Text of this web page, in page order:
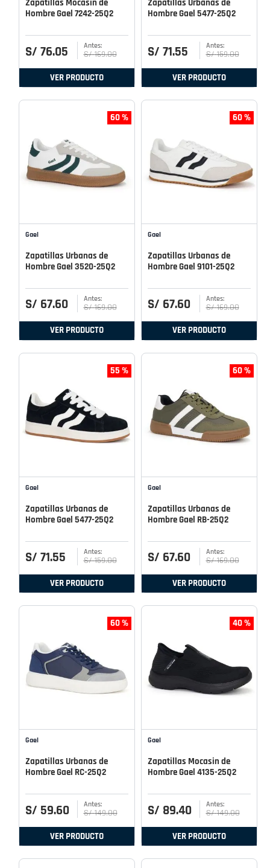
Zapatillas Mocasin de
Hombre Gael 7242-25Q2
S/ 76.05 S/ 169.00
VER PRODUCTO
Zapatillas Urbanas de
Hombre Gael 5477-25Q2
S/ 71.55 S/ 159.00
VER PRODUCTO
60 %
Gael
Zapatillas Urbanas de
Hombre Gael 3520-25Q2
S/ 67.60 S/ 169.00
VER PRODUCTO
60 %
Gael
Zapatillas Urbanas de
Hombre Gael 9101-25Q2
S/ 67.60 S/ 169.00
VER PRODUCTO
55 %
Gael
Zapatillas Urbanas de
Hombre Gael 5477-25Q2
S/ 71.55 S/ 159.00
VER PRODUCTO
60 %
Gael
Zapatillas Urbanas de
Hombre Gael RB-25Q2
S/ 67.60 S/ 169.00
VER PRODUCTO
60 %
Gael
Zapatillas Urbanas de
Hombre Gael RC-25Q2
S/ 59.60 S/ 149.00
VER PRODUCTO
40 %
Gael
Zapatillas Mocasin de
Hombre Gael 4135-25Q2
S/ 89.40 S/ 149.00
VER PRODUCTO